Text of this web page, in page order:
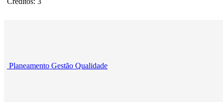
Planeamento Gestão Qualidade